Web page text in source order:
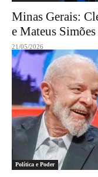
Minas Gerais:
e Mateus Simões
21/05/2026
Política e Poder